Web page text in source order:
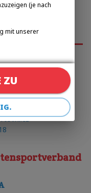
z.s.
(je nach
mit unserer